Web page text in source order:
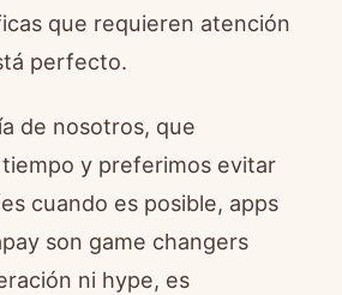
que requieren atención
perfecto.
de nosotros, que
y preferimos evitar
cuando es posible, apps
son game changers
ni hype, es